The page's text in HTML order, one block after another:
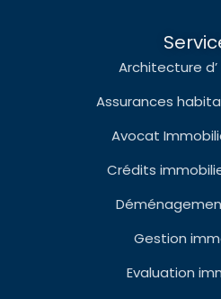
Architecture
Assurances
Avocat
Crédits
Gestion
Evaluation